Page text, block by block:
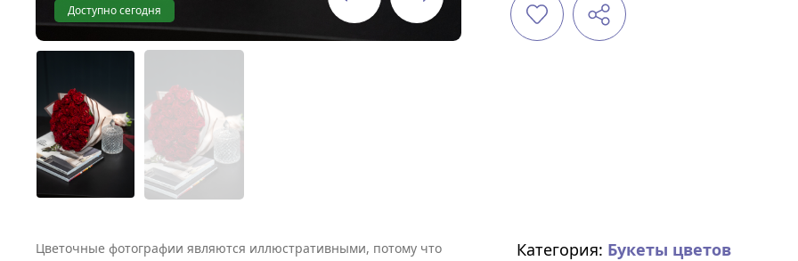
Доступно сегодня
Цветочные фотографии являются иллюстративными, потому что
Категория: Букеты цветов